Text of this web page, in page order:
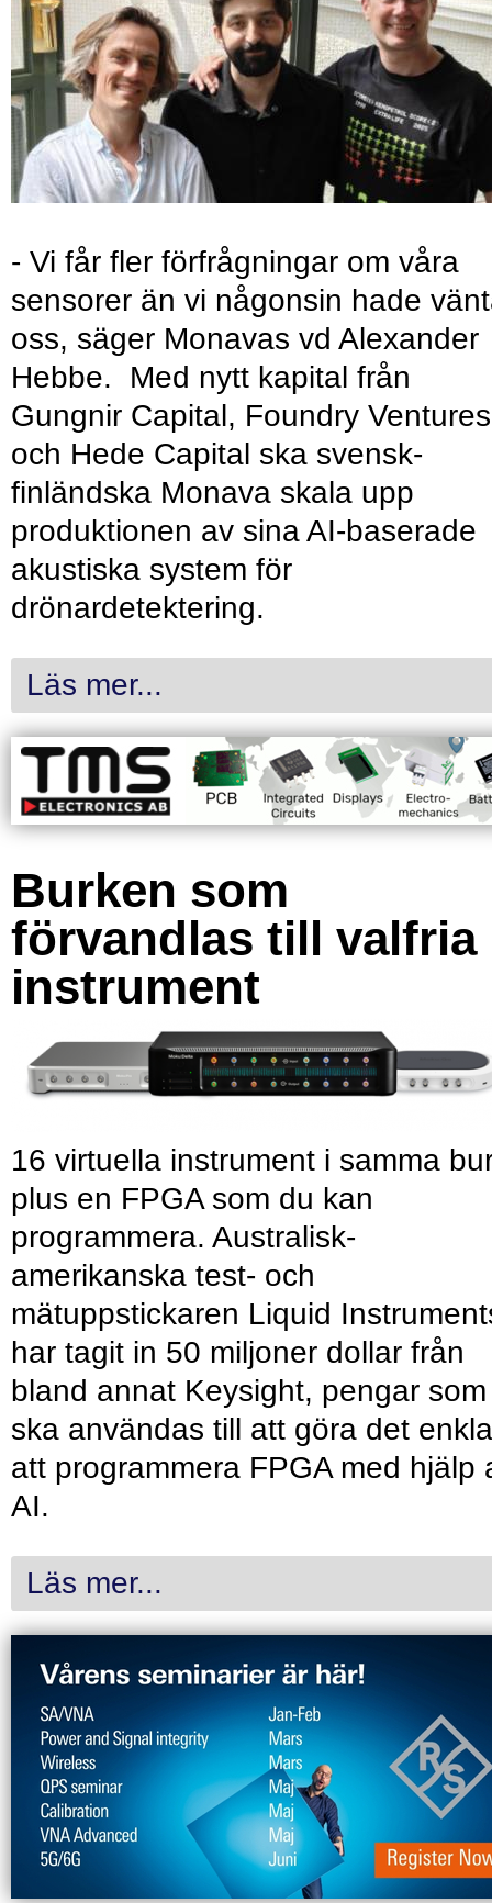
- Vi får fler förfrågningar om våra
sensorer än vi någonsin hade
oss, säger Monavas vd Alexander
Hebbe. Med nytt kapital från
Gungnir Capital, Foundry Ventures
och Hede Capital ska svensk-
finländska Monava skala upp
produktionen av sina AI-baserade
akustiska system för
drönardetektering.
Läs mer...
Burken som
förvandlas till valfria
instrument
16 virtuella instrument i samma
plus en FPGA som du kan
programmera. Australisk-
amerikanska test- och
mätuppstickaren Liquid
har tagit in 50 miljoner dollar från
bland annat Keysight, pengar som
ska användas till att göra det
att programmera FPGA med hjälp
AI.
Läs mer...